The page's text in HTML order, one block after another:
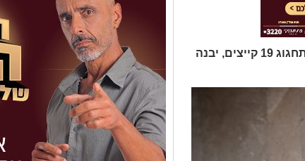
תכירו את קורל זוזוט יפיפייה אמיתית, ביום חמישי תחגוג 19 קייצים, יבנה